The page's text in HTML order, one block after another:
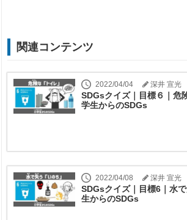
関連コンテンツ
2022/04/04 深井 宣光
SDGsクイズ｜目標６｜危
学生からのSDGs
2022/04/08 深井 宣光
SDGsクイズ｜目標6｜水
生からのSDGs